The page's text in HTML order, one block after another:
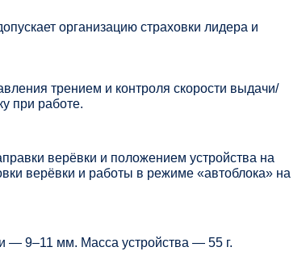
организацию страховки лидера и
трением и контроля скорости выдачи/
при работе.
верёвки и положением устройства на
верёвки и работы в режиме «автоблока» на
— 9–11 мм. Масса устройства — 55 г.